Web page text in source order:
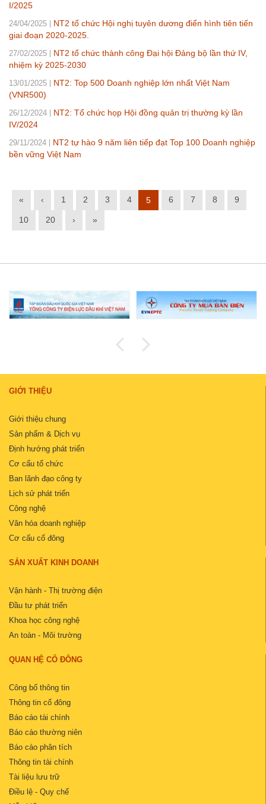
I/2025
24/04/2025
NT2 tổ chức Hội nghị tuyên dương điển hình tiên tiến
giai đoạn 2020-2025.
27/02/2025
NT2 tổ chức thành công Đại hội Đảng bộ lần thứ IV,
nhiệm kỳ 2025-2030
13/01/2025
NT2: Top 500 Doanh nghiệp lớn nhất Việt Nam
(VNR500)
26/12/2024
NT2: Tổ chức họp Hội đồng quản trị thường kỳ lần
IV/2024
29/11/2024
NT2 tự hào 9 năm liên tiếp đạt Top 100 Doanh nghiệp
bền vững Việt Nam
« ‹ 1 2 3 4 5 6 7 8 9
10 20 › »
GIỚI THIỆU
Giới thiệu chung
Sản phẩm & Dịch vụ
Định hướng phát triển
Cơ cấu tổ chức
Ban lãnh đạo công ty
Lịch sử phát triển
Công nghệ
Văn hóa doanh nghiệp
Cơ cấu cổ đông
SẢN XUẤT KINH DOANH
Vận hành - Thị trường điện
Đầu tư phát triển
Khoa học công nghệ
An toàn - Môi trường
QUAN HỆ CỔ ĐÔNG
Công bố thông tin
Thông tin cổ đông
Báo cáo tài chính
Báo cáo thường niên
Báo cáo phân tích
Thông tin tài chính
Tài liệu lưu trữ
Điều lệ - Quy chế